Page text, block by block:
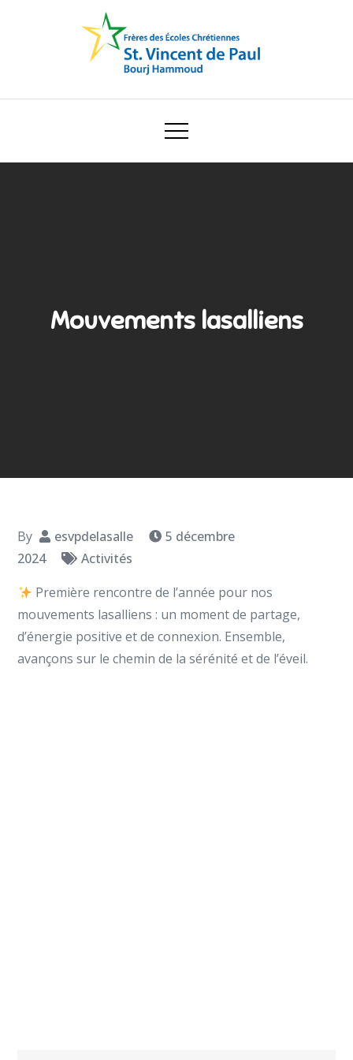
Ecole Saint Vincent de Paul
Mouvements lasalliens
By esvpdelasalle
5 décembre
2024
Activités
Première rencontre de l’année pour nos
mouvements lasalliens : un moment de partage,
d’énergie positive et de connexion. Ensemble,
avançons sur le chemin de la sérénité et de l’éveil.